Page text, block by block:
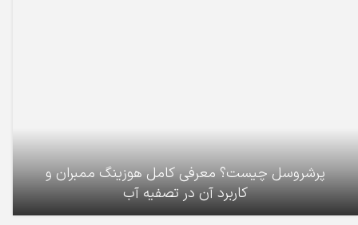
پرشروسل چیست؟ معرفی کامل هوزینگ ممبران و
کاربرد آن در تصفیه آب